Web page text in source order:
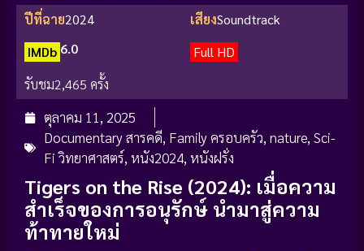
ปีที่ฉาย2024 เสียงSoundtrack
IMDb 6.0
Full HD
รับชม2,465 ครั้ง
ตุลาคม 11, 2025
Documentary สารคดี, Family ครอบครัว, nature, Sci-
Fi วิทยาศาสตร์, หนัง2024, หนังฝรั่ง
Tigers on the Rise (2024): เมื่อความ
สำเร็จของการอนุรักษ์ นำมาสู่ความ
ท้าทายใหม่